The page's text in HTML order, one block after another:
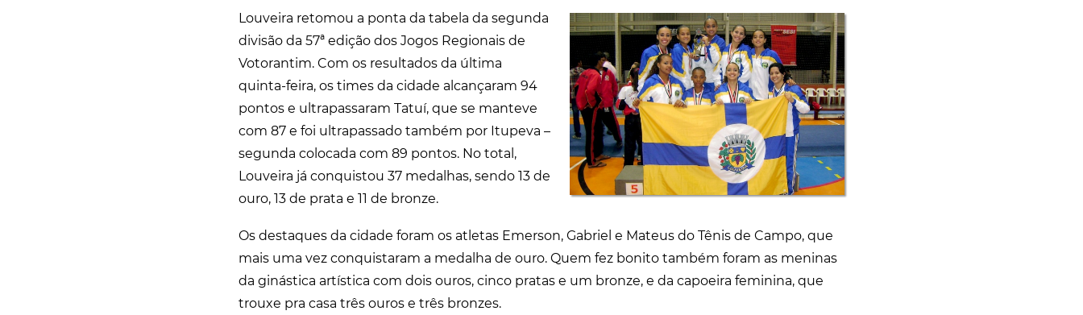
Louveira retomou a ponta da tabela da segunda
divisão da 57ª edição dos Jogos Regionais de
Votorantim. Com os resultados da última
quinta-feira, os times da cidade alcançaram 94
pontos e ultrapassaram Tatuí, que se manteve
com 87 e foi ultrapassado também por Itupeva –
segunda colocada com 89 pontos. No total,
Louveira já conquistou 37 medalhas, sendo 13 de
ouro, 13 de prata e 11 de bronze.
Os destaques da cidade foram os atletas Emerson, Gabriel e Mateus do Tênis de Campo, que
mais uma vez conquistaram a medalha de ouro. Quem fez bonito também foram as meninas
da ginástica artística com dois ouros, cinco pratas e um bronze, e da capoeira feminina, que
trouxe pra casa três ouros e três bronzes.